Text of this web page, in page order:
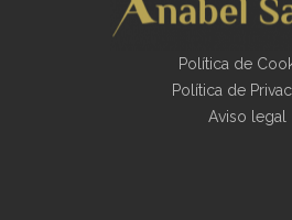
Política de
Política de
Aviso legal